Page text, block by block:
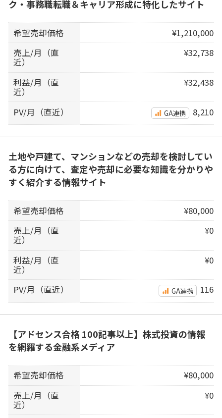
ク・事務職転職＆キャリア形成に特化したサイト
希望売却価格
¥1,210,000
売上/月（直
近）
¥32,738
利益/月（直
近）
¥32,438
PV/月（直近） GA連携 8,210
土地や戸建て、マンションなどの売却を検討してい
る方に向けて、査定や売却に必要な知識を分かりや
すく紹介する情報サイト
希望売却価格
¥80,000
売上/月（直
近）
¥0
利益/月（直
近）
¥0
PV/月（直近） GA連携 116
【アドセンス合格 100記事以上】株式投資の情報
を網羅する金融系メディア
希望売却価格
¥80,000
売上/月（直
近）
¥0